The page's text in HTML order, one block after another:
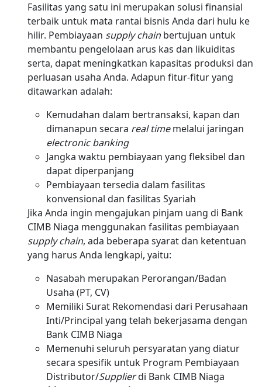
Fasilitas yang satu ini merupakan solusi finansial
terbaik untuk mata rantai bisnis Anda dari hulu ke
hilir. Pembiayaan supply chainbertujuan untuk
membantu pengelolaan arus kas dan likuiditas
serta, dapat meningkatkan kapasitas produksi dan
perluasan usaha Anda. Adapun fitur-fitur yang
ditawarkan adalah:
Kemudahan dalam bertransaksi, kapan dan
dimanapun secara real timemelalui jaringan
electronic banking
Jangka waktu pembiayaan yang fleksibel dan
dapat diperpanjang
Pembiayaan tersedia dalam fasilitas
konvensional dan fasilitas Syariah
Jika Anda ingin mengajukan pinjam uang di Bank
CIMB Niaga menggunakan fasilitas pembiayaan
supply chain, ada beberapa syarat dan ketentuan
yang harus Anda lengkapi, yaitu:
Nasabah merupakan Perorangan/Badan
Usaha (PT, CV)
Memiliki Surat Rekomendasi dari Perusahaan
Inti/Principal yang telah bekerjasama dengan
Bank CIMB Niaga
Memenuhi seluruh persyaratan yang diatur
secara spesifik untuk Program Pembiayaan
Distributor/Supplierdi Bank CIMB Niaga